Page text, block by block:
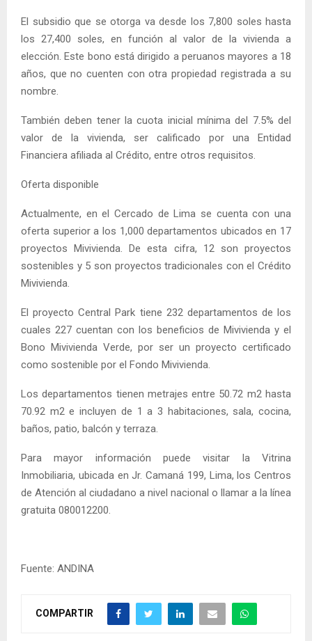
El subsidio que se otorga va desde los 7,800 soles hasta
los 27,400 soles, en función al valor de la vivienda a
elección. Este bono está dirigido a peruanos mayores a 18
años, que no cuenten con otra propiedad registrada a su
nombre.
También deben tener la cuota inicial mínima del 7.5% del
valor de la vivienda, ser calificado por una Entidad
Financiera afiliada al Crédito, entre otros requisitos.
Oferta disponible
Actualmente, en el Cercado de Lima se cuenta con una
oferta superior a los 1,000 departamentos ubicados en 17
proyectos Mivivienda. De esta cifra, 12 son proyectos
sostenibles y 5 son proyectos tradicionales con el Crédito
Mivivienda.
El proyecto Central Park tiene 232 departamentos de los
cuales 227 cuentan con los beneficios de Mivivienda y el
Bono Mivivienda Verde, por ser un proyecto certificado
como sostenible por el Fondo Mivivienda.
Los departamentos tienen metrajes entre 50.72 m2 hasta
70.92 m2 e incluyen de 1 a 3 habitaciones, sala, cocina,
baños, patio, balcón y terraza.
Para mayor información puede visitar la Vitrina
Inmobiliaria, ubicada en Jr. Camaná 199, Lima, los Centros
de Atención al ciudadano a nivel nacional o llamar a la línea
gratuita 080012200.
Fuente: ANDINA
COMPARTIR